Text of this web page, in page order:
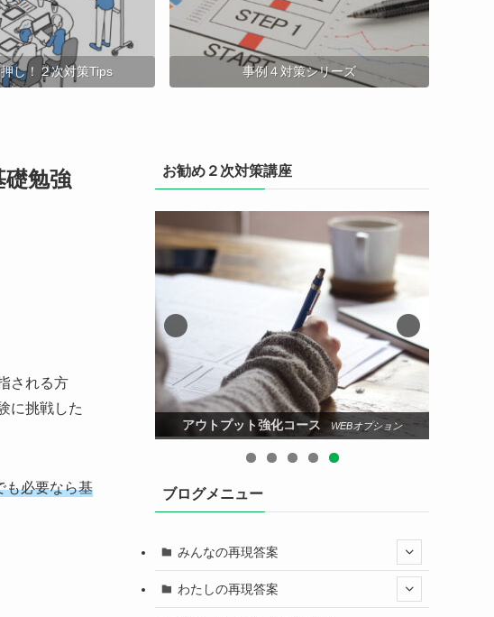
し！２次対策Tips 事例４対策シリーズ
礎勉強
される方
に挑戦した
も必要なら基
お勧め２次対策講座
アウトプット強化コース WEBオプション
ブログメニュー
みんなの再現答案
わたしの再現答案